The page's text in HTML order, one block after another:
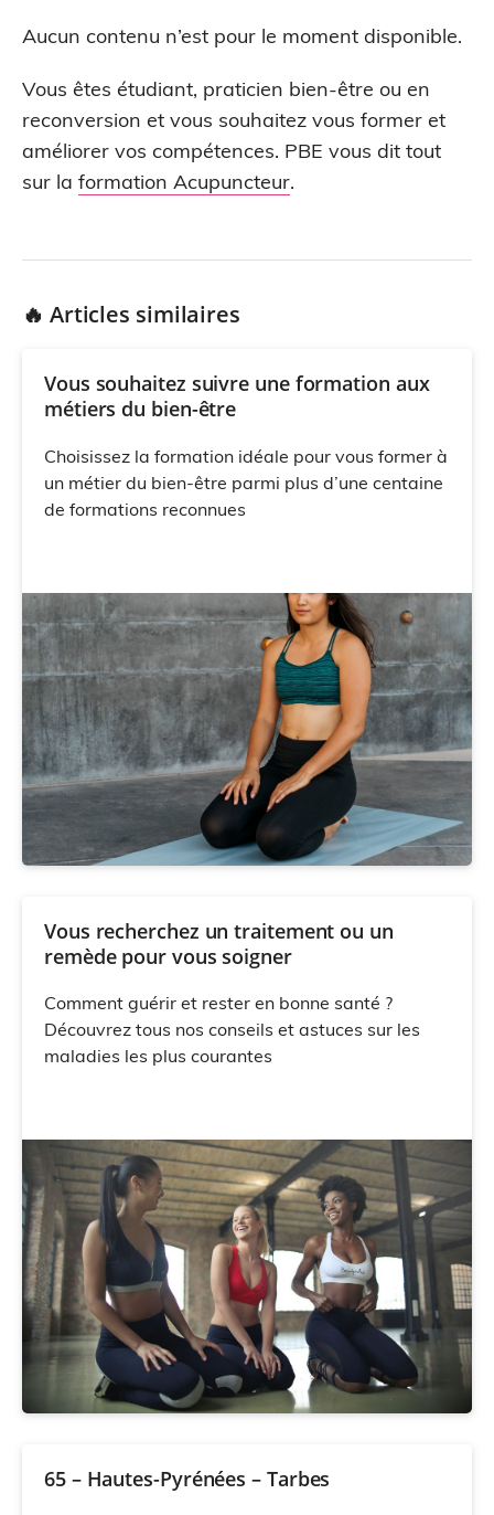
Aucun contenu n’est pour le moment disponible.
Vous êtes étudiant, praticien bien-être ou en
reconversion et vous souhaitez vous former et
améliorer vos compétences. PBE vous dit tout
sur la formation Acupuncteur.
🔥 Articles similaires
Vous souhaitez suivre une formation aux
métiers du bien-être
Choisissez la formation idéale pour vous former à
un métier du bien-être parmi plus d’une centaine
de formations reconnues
Vous recherchez un traitement ou un
remède pour vous soigner
Comment guérir et rester en bonne santé ?
Découvrez tous nos conseils et astuces sur les
maladies les plus courantes
65 – Hautes-Pyrénées – Tarbes